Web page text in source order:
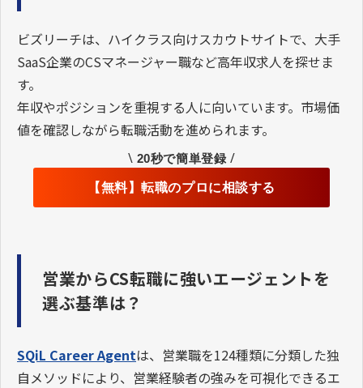
ビズリーチは、ハイクラス向けスカウトサイトで、大手
SaaS企業のCSマネージャー職など高年収求人を探せま
す。
年収やポジションを重視する人に向いています。市場価
値を確認しながら転職活動を進められます。
\ 20秒で簡単登録 /
【無料】転職のプロに相談する
営業からCS転職に強いエージェントを
選ぶ基準は？
SQiL Career Agentは、営業職を124種類に分類した独
自メソッドにより、営業経験者の強みを可視化できるエ